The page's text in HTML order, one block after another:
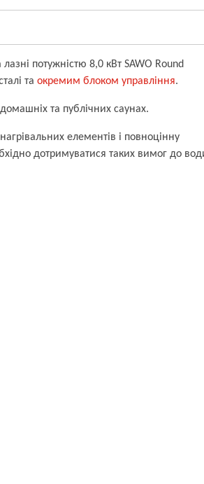
потужністю 8,0 кВт SAWO Round
та окремим блоком управління.
та публічних саунах.
елементів і повноцінну
дотримуватися таких вимог до